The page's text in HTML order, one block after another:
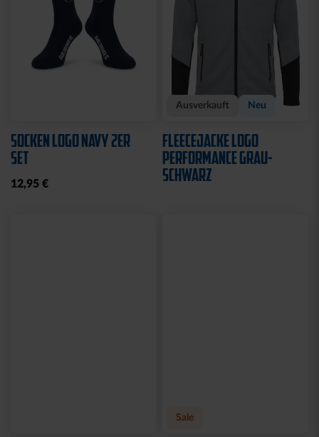
SOCKEN LOGO NAVY 2ER
SET
12,95 €
Ausverkauft Neu
FLEECEJACKE LOGO
PERFORMANCE GRAU-
SCHWARZ
Sale